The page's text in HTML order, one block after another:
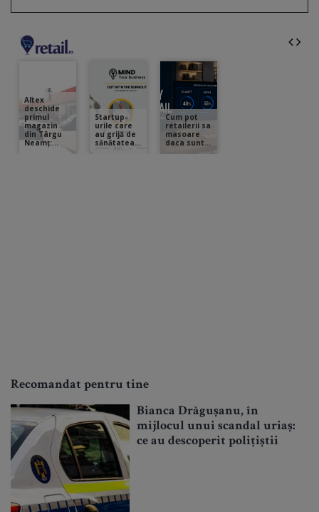
Recomandat pentru tine
Bianca Drăgușanu, în
mijlocul unui scandal uriaș:
ce au descoperit polițiștii